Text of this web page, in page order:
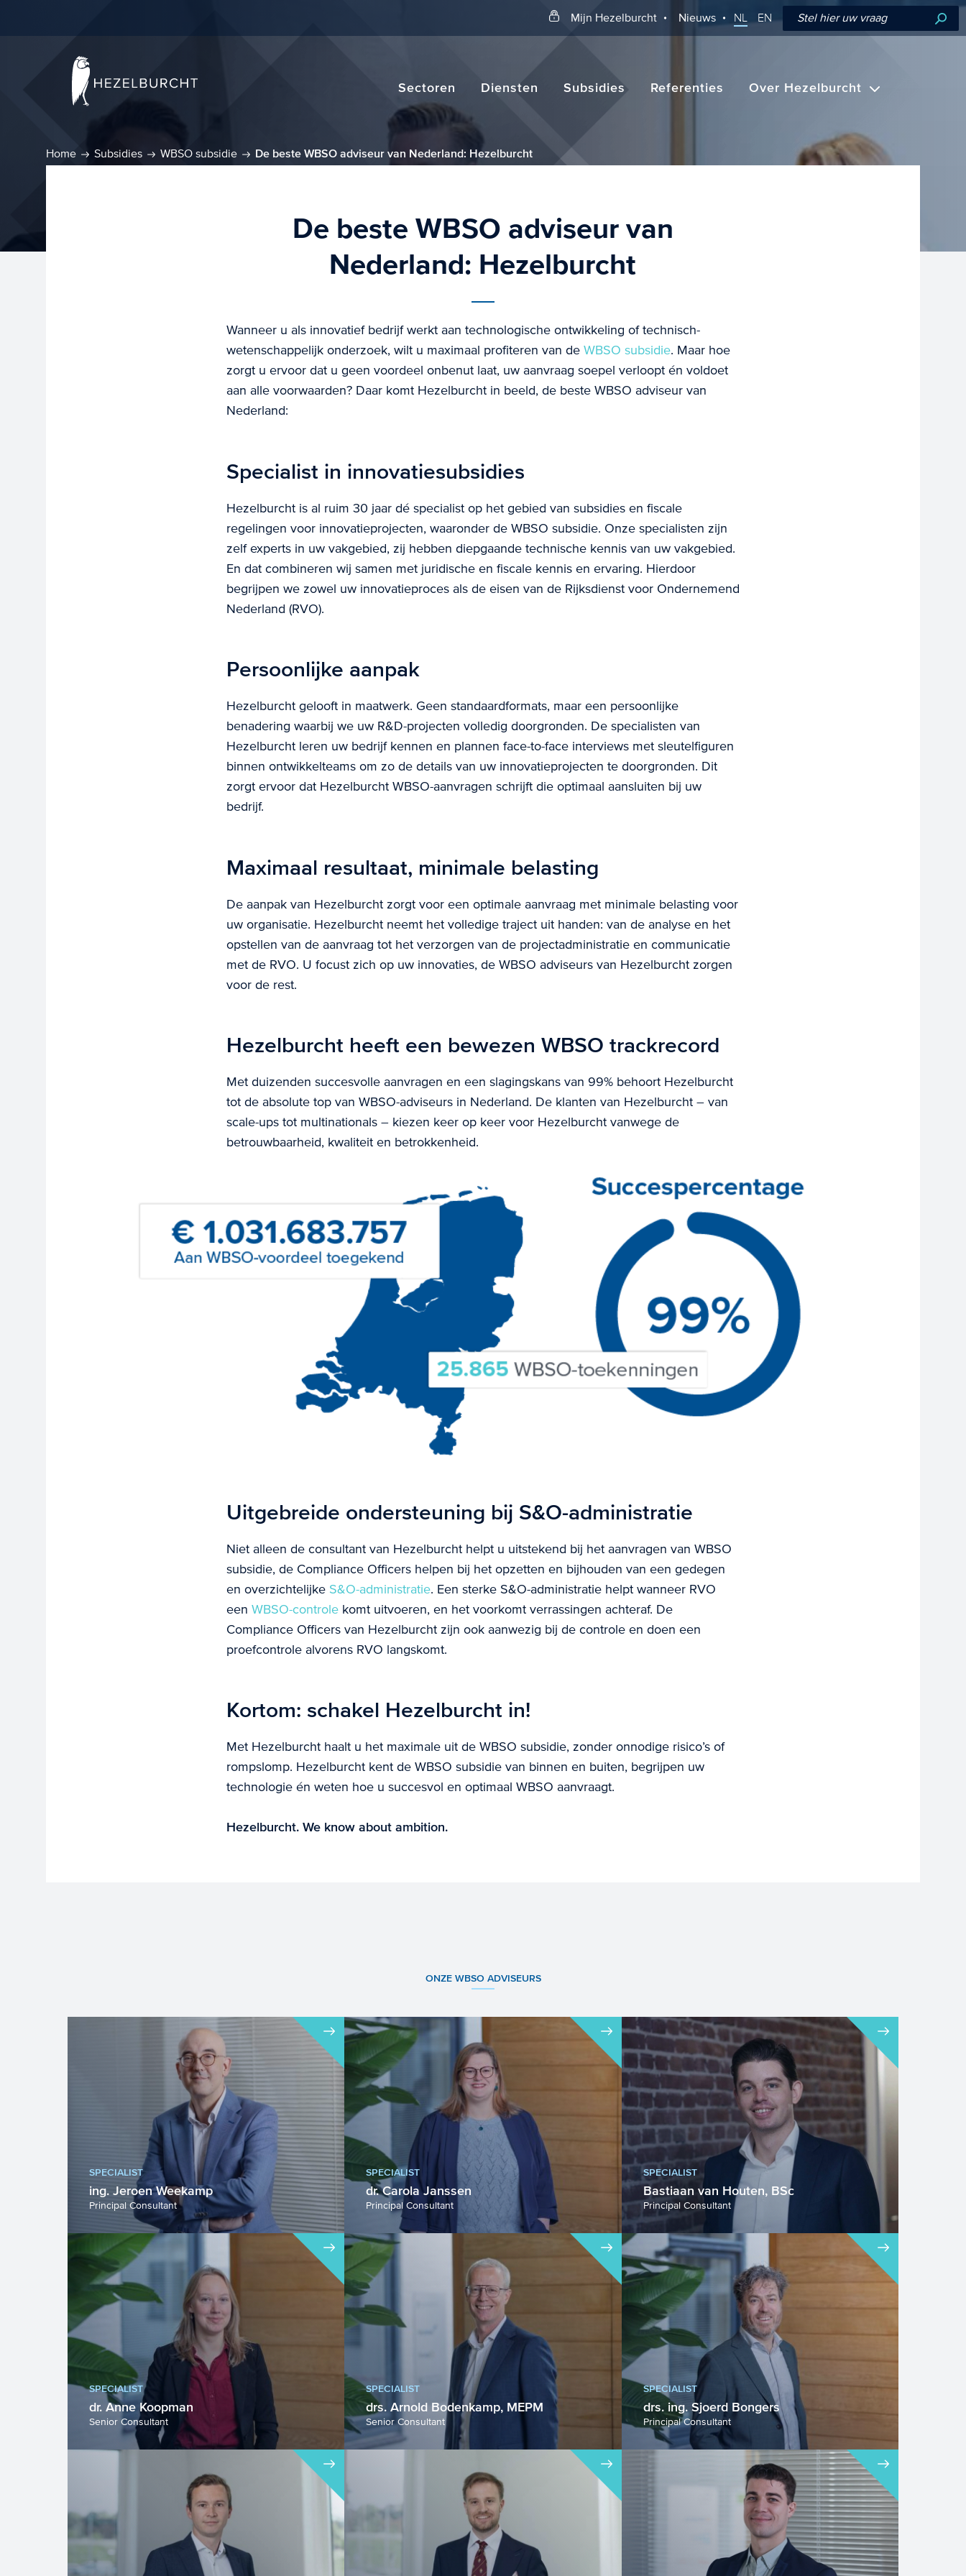
Mijn Hezelburcht Nieuws NL EN
Zoeken
Sectoren Diensten Subsidies Referenties Over Hezelburcht
Home Subsidies WBSO subsidie De beste WBSO adviseur van Nederland: Hezelburcht
De beste WBSO adviseur van
Nederland: Hezelburcht
Wanneer u als innovatief bedrijf werkt aan technologische ontwikkeling of technisch-
wetenschappelijk onderzoek, wilt u maximaal profiteren van de WBSO subsidie. Maar hoe
zorgt u ervoor dat u geen voordeel onbenut laat, uw aanvraag soepel verloopt én voldoet
aan alle voorwaarden? Daar komt Hezelburcht in beeld, de beste WBSO adviseur van
Nederland:
Specialist in innovatiesubsidies
Hezelburcht is al ruim 30 jaar dé specialist op het gebied van subsidies en fiscale
regelingen voor innovatieprojecten, waaronder de WBSO subsidie. Onze specialisten zijn
zelf experts in uw vakgebied, zij hebben diepgaande technische kennis van uw vakgebied.
En dat combineren wij samen met juridische en fiscale kennis en ervaring. Hierdoor
begrijpen we zowel uw innovatieproces als de eisen van de Rijksdienst voor Ondernemend
Nederland (RVO).
Persoonlijke aanpak
Hezelburcht gelooft in maatwerk. Geen standaardformats, maar een persoonlijke
benadering waarbij we uw R&D-projecten volledig doorgronden. De specialisten van
Hezelburcht leren uw bedrijf kennen en plannen face-to-face interviews met sleutelfiguren
binnen ontwikkelteams om zo de details van uw innovatieprojecten te doorgronden. Dit
zorgt ervoor dat Hezelburcht WBSO-aanvragen schrijft die optimaal aansluiten bij uw
bedrijf.
Maximaal resultaat, minimale belasting
De aanpak van Hezelburcht zorgt voor een optimale aanvraag met minimale belasting voor
uw organisatie. Hezelburcht neemt het volledige traject uit handen: van de analyse en het
opstellen van de aanvraag tot het verzorgen van de projectadministratie en communicatie
met de RVO. U focust zich op uw innovaties, de WBSO adviseurs van Hezelburcht zorgen
voor de rest.
Hezelburcht heeft een bewezen WBSO trackrecord
Met duizenden succesvolle aanvragen en een slagingskans van 99% behoort Hezelburcht
tot de absolute top van WBSO-adviseurs in Nederland. De klanten van Hezelburcht – van
scale-ups tot multinationals – kiezen keer op keer voor Hezelburcht vanwege de
betrouwbaarheid, kwaliteit en betrokkenheid.
Uitgebreide ondersteuning bij S&O-administratie
Niet alleen de consultant van Hezelburcht helpt u uitstekend bij het aanvragen van WBSO
subsidie, de Compliance Officers helpen bij het opzetten en bijhouden van een gedegen
en overzichtelijke S&O-administratie. Een sterke S&O-administratie helpt wanneer RVO
een WBSO-controlekomt uitvoeren, en het voorkomt verrassingen achteraf. De
Compliance Officers van Hezelburcht zijn ook aanwezig bij de controle en doen een
proefcontrole alvorens RVO langskomt.
Kortom: schakel Hezelburcht in!
Met Hezelburcht haalt u het maximale uit de WBSO subsidie, zonder onnodige risico’s of
rompslomp. Hezelburcht kent de WBSO subsidie van binnen en buiten, begrijpen uw
technologie én weten hoe u succesvol en optimaal WBSO aanvraagt.
Hezelburcht. We know about ambition.
ONZE WBSO ADVISEURS
SPECIALIST
ing. Jeroen Weekamp
Principal Consultant
SPECIALIST
dr. Carola Janssen
Principal Consultant
SPECIALIST
Bastiaan van Houten, BSc
Principal Consultant
SPECIALIST
dr. Anne Koopman
Senior Consultant
SPECIALIST
drs. Arnold Bodenkamp, MEPM
Senior Consultant
SPECIALIST
drs. ing. Sjoerd Bongers
Principal Consultant